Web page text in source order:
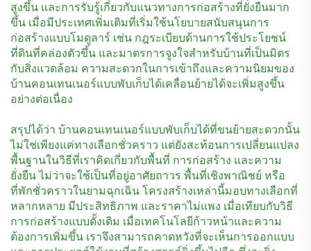
สูงขึ้น และการรับรู้เกี่ยวกับแนวทางการก่อสร้างที่ยั่งยืนมาก
ขึ้น เมื่อมีประเทศเพิ่มเติมที่เริ่มใช้นโยบายสนับสนุนการ
ก่อสร้างแบบโมดูลาร์ เช่น กฎระเบียบด้านการใช้ประโยชน์
ที่ดินที่คล่องตัวขึ้น และมาตรการจูงใจสำหรับบ้านที่เป็นมิตร
กับสิ่งแวดล้อม ความสะดวกในการเข้าถึงและความนิยมของ
บ้านคอนเทนเนอร์แบบพับเก็บได้เคลื่อนย้ายได้จะเพิ่มสูงขึ้น
อย่างต่อเนื่อง
สรุปได้ว่า บ้านคอนเทนเนอร์แบบพับเก็บได้ที่ขนย้ายสะดวกนั้น
ไม่ใช่เพียงแค่ทางเลือกชั่วคราว แต่ยังสะท้อนการเปลี่ยนแปลง
พื้นฐานในวิธีที่เราคิดเกี่ยวกับพื้นที่ การก่อสร้าง และความ
ยั่งยืน ไม่ว่าจะใช้เป็นที่อยู่อาศัยถาวร พื้นที่เชิงพาณิชย์ หรือ
ที่พักชั่วคราวในยามฉุกเฉิน โครงสร้างเหล่านี้มอบทางเลือกที่
หลากหลาย มีประสิทธิภาพ และราคาไม่แพง เมื่อเทียบกับวิธี
การก่อสร้างแบบดั้งเดิม เมื่อเทคโนโลยีก้าวหน้าและความ
ต้องการเพิ่มขึ้น เราจึงสามารถคาดหวังที่จะเห็นการออกแบบ